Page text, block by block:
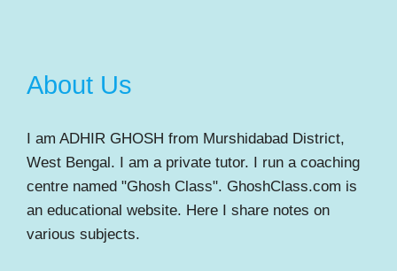
About Us
I am ADHIR GHOSH from Murshidabad District,
West Bengal. I am a private tutor. I run a coaching
centre named "Ghosh Class". GhoshClass.com is
an educational website. Here I share notes on
various subjects.